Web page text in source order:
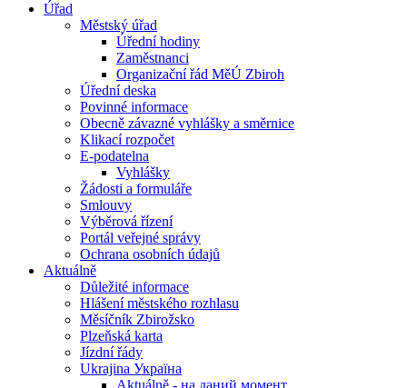
Úřad
Městský úřad
Úřední hodiny
Zaměstnanci
Organizační řád MěÚ Zbiroh
Úřední deska
Povinné informace
Obecně závazné vyhlášky a směrnice
Klikací rozpočet
E-podatelna
Vyhlášky
Žádosti a formuláře
Smlouvy
Výběrová řízení
Portál veřejné správy
Ochrana osobních údajů
Aktuálně
Důležité informace
Hlášení městského rozhlasu
Měsíčník Zbirožsko
Plzeňská karta
Jízdní řády
Ukrajina Україна
Aktuálně - на даний момент